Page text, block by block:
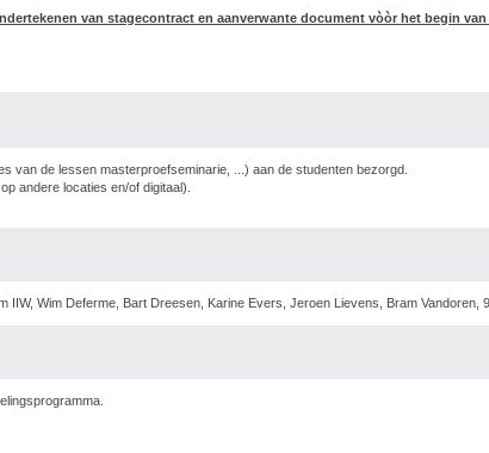
van stagecontract en aanverwante document vòòr het begin
van de lessen masterproefseminarie, ...) aan de studenten bezorgd.
andere locaties en/of digitaal).
Wim Deferme, Bart Dreesen, Karine Evers, Jeroen Lievens, Bram Vandoren,